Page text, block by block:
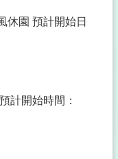
休園 預計開始日
計開始時間：